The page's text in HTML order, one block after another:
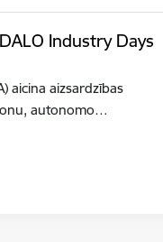
Industry Days
aicina aizsardzības
autonomo…